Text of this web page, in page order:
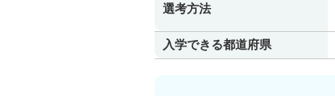
選考方法
入学できる都道府県